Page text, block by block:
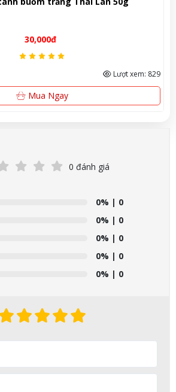
0 đánh giá
0% | 0
0% | 0
0% | 0
0% | 0
0% | 0